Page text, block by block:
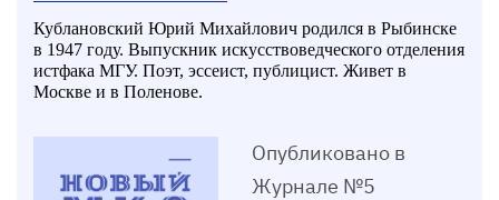
Кублановский Юрий Михайлович родился в Рыбинске
в 1947 году. Выпускник искусствоведческого отделения
истфака МГУ. Поэт, эссеист, публицист. Живет в
Москве и в Поленове.
Опубликовано в
Журнале №5